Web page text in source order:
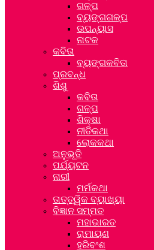
ଗଳ୍ପ
ବ୍ୟଙ୍ଗଗଳ୍ପ
ଉପନ୍ୟାସ
ନାଟକ
କବିତା
ବ୍ୟଙ୍ଗକବିତା
ପ୍ରବନ୍ଧ
ଶିଶୁ
କବିତା
ଗଳ୍ପ
ଶିକ୍ଷା
ନୀତିକଥା
ଲୋକକଥା
ଅନୁଭୂତି
ପର୍ଯ୍ୟଟନ
ନାରୀ
ମର୍ମକଥା
ତାତ୍ତ୍ୱିକ ବ୍ୟାଖ୍ୟା
ବିଜ୍ଞାନ ସମ୍ମତ
ମହାଭାରତ
ରାମାୟଣ
ହରିବଂଶ